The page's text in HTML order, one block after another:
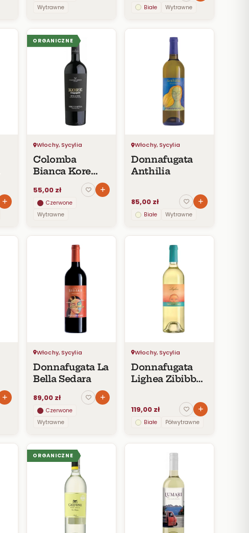
Wytrawne
Białe Wytrawne
ORGANICZNE
Włochy, Sycylia
Colomba
Bianca Kore
Nero d’Avola
55,00 zł
Czerwone
Wytrawne
Włochy, Sycylia
Donnafugata
Anthilia
85,00 zł
Białe Wytrawne
Włochy, Sycylia
Donnafugata La
Bella Sedara
89,00 zł
Czerwone
Wytrawne
Włochy, Sycylia
Donnafugata
Lighea Zibibbo
119,00 zł
Białe Półwytrawne
ORGANICZNE